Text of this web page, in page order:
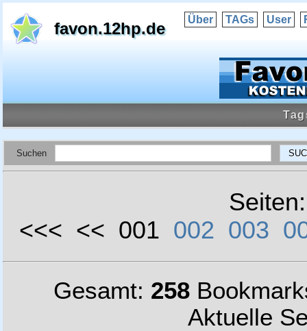
favon.12hp.de Über TAGs User
Suchen
<<< << 001 002 003
Gesamt: 258
Aktuelle